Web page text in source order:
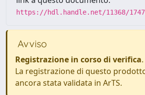
https://hdl.handle.net/11368/
Avviso
Registrazione in corso di verifica.
La registrazione di questo
ancora stata validata in ArTS.